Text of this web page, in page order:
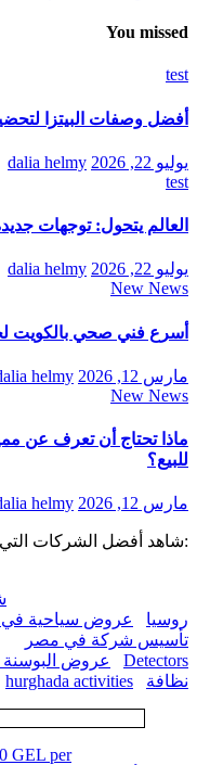
You missed
test
أفضل وصفات البيتزا
يوليو 22, 2026
dalia helmy
test
العالم يتحول: توجهات
يوليو 22, 2026
dalia helmy
New News
أسرع فني صحي بالكويت
مارس 12, 2026
helmy
New News
ماذا تحتاج أن تعرف عن
للبيع؟
مارس 12, 2026 helmy
:شاهد أفضل الشركات التي
روسيا
عروض سياحية في
تأسيس شركة في مصر
Detectors
عروض
نظافة
hurghada activities
GEL per